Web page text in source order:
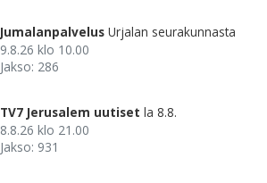
Jumalanpalvelus Urjalan seurakunnasta
9.8.26 klo 10.00
Jakso: 286
TV7 Jerusalem uutiset la 8.8.
8.8.26 klo 21.00
Jakso: 931